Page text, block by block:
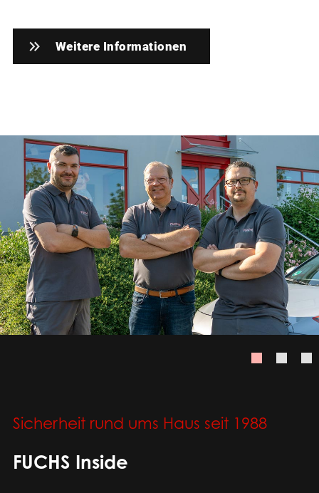
Weitere Informationen
Sicherheit rund ums Haus seit 1988
FUCHS Inside